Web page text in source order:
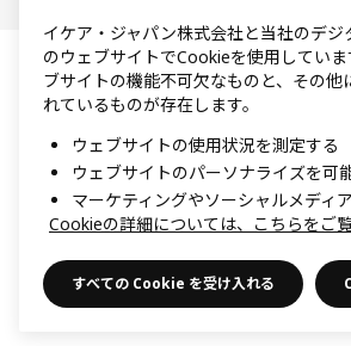
イケア・ジャパン株式会社と当社のデジ
のウェブサイトでCookieを使用してい
ブサイトの機能不可欠なものと、その他
れているものが存在します。
ウェブサイトの使用状況を測定する
ウェブサイトのパーソナライズを可
マーケティングやソーシャルメディ
Cookieの詳細については、こちらをご
すべての Cookie を受け入れる